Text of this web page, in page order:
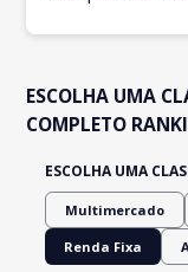
ESCOLHA UMA
COMPLETO
ESCOLHA UMA
Multimercado
Renda Fixa